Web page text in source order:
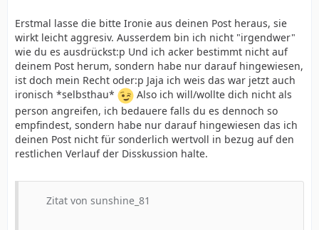
Erstmal lasse die bitte Ironie aus deinen Post heraus, sie
wirkt leicht aggresiv. Ausserdem bin ich nicht "irgendwer"
wie du es ausdrückst:p Und ich acker bestimmt nicht auf
deinem Post herum, sondern habe nur darauf hingewiesen,
ist doch mein Recht oder:p Jaja ich weis das war jetzt auch
ironisch *selbsthau*
Also ich will/wollte dich nicht als
person angreifen, ich bedauere falls du es dennoch so
empfindest, sondern habe nur darauf hingewiesen das ich
deinen Post nicht für sonderlich wertvoll in bezug auf den
restlichen Verlauf der Disskussion halte.
Zitat von sunshine_81